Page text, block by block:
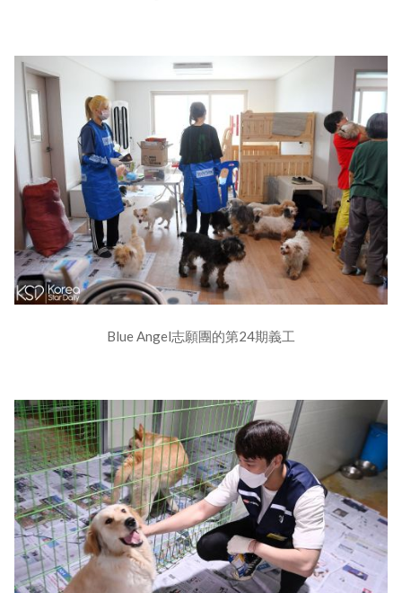
Blue Angel志願團的第24期義工